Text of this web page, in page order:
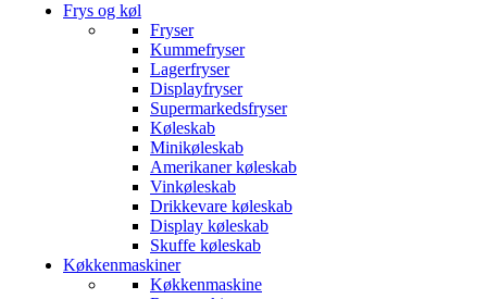
Frys og køl
Fryser
Kummefryser
Lagerfryser
Displayfryser
Supermarkedsfryser
Køleskab
Minikøleskab
Amerikaner køleskab
Vinkøleskab
Drikkevare køleskab
Display køleskab
Skuffe køleskab
Køkkenmaskiner
Køkkenmaskine